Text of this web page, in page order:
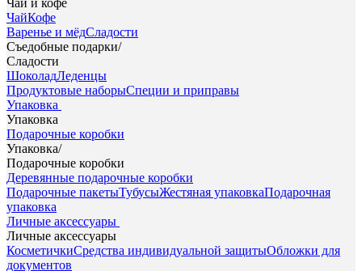
Чай и кофе
ЧайКофе
Варенье и мёдСладости
Съедобные подарки/
Сладости
ШоколадЛеденцы
Продуктовые наборыСпеции и приправы
Упаковка
Упаковка
Подарочные коробки
Упаковка/
Подарочные коробки
Деревянные подарочные коробки
Подарочные пакетыТубусыЖестяная упаковкаПодарочная
упаковка
Личные аксессуары
Личные аксессуары
КосметичкиСредства индивидуальной защитыОбложки для
документов